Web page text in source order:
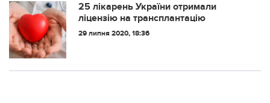
25 лікарень України отримали
ліцензію на трансплантацію
29 липня 2020, 18:36